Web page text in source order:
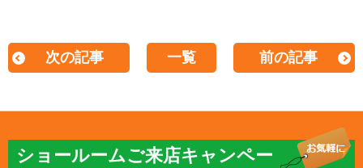
次の記事 一覧 前の記事
ショールームご来店キャンペー